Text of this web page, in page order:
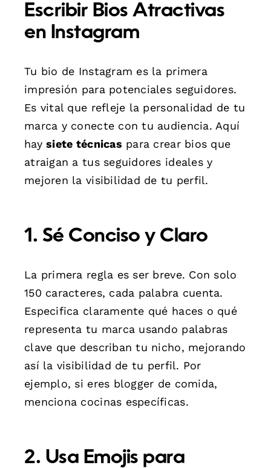
Escribir Bios Atractivas
en Instagram
Tu bio de Instagram es la primera
impresión para potenciales seguidores.
Es vital que refleje la personalidad de tu
marca y conecte con tu audiencia. Aquí
haysiete técnicas para crear bios que
atraigan a tus seguidores ideales y
mejoren la visibilidad de tu perfil.
1. Sé Conciso y Claro
La primera regla es ser breve. Con solo
150 caracteres, cada palabra cuenta.
Especifica claramente qué haces o qué
representa tu marca usando palabras
clave que describan tu nicho, mejorando
así la visibilidad de tu perfil. Por
ejemplo, si eres blogger de comida,
menciona cocinas específicas.
2. Usa Emojis para